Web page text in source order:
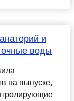
и
воды
на выпуске,